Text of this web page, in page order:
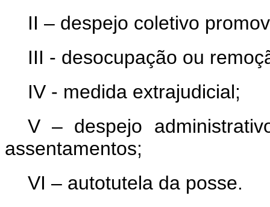
II – despejo coletivo
III - desocupação ou
IV - medida extrajudicial;
V – despejo
assentamentos;
VI – autotutela da posse.